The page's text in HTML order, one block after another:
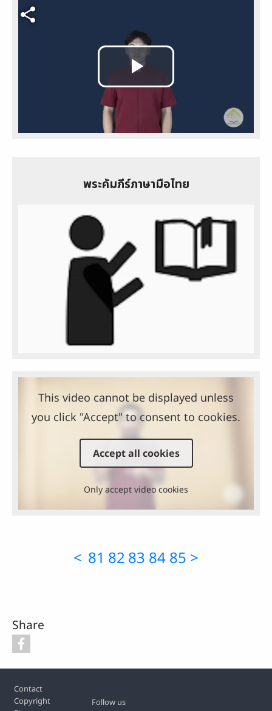
Video file
Play
Video
พระคัมภีร์ภาษามือไทย
This video cannot be displayed unless
you click "Accept" to consent to cookies.
Accept all cookies
Only accept video cookies
< 81 82 83 84 85 >
Share
Contact
Copyright
Follow us